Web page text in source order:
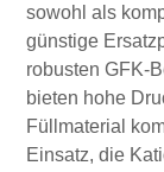
sowohl als
günstige
robusten GFK-
bieten hohe
Füllmaterial
Einsatz, die